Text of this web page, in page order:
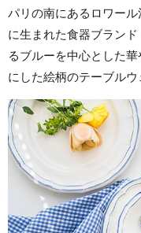
パリの南にあるロワー
に生まれた食器ブラン
るブルーを中心とした
にした絵柄のテーブルウ